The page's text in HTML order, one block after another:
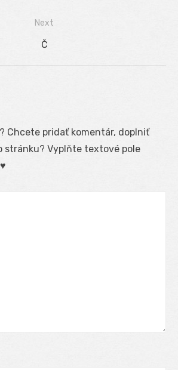
Next
Next
Č
Chcete pridať komentár, doplniť
stránku? Vyplňte textové pole